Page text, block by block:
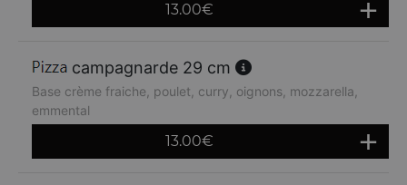
13.00€
campagnarde 29 cm
Base crème fraiche, poulet, curry, oignons, mozzarella,
emmental
13.00€